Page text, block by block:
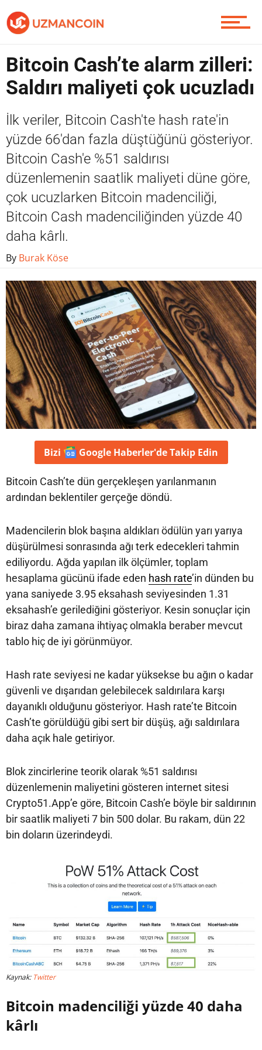
Contact / İletişim
Bitcoin Cash’te alarm zilleri:
Saldırı maliyeti çok ucuzladı
İlk veriler, Bitcoin Cash'te hash rate'in
yüzde 66'dan fazla düştüğünü gösteriyor.
Bitcoin Cash'e %51 saldırısı
düzenlemenin saatlik maliyeti düne göre,
çok ucuzlarken Bitcoin madenciliği,
Bitcoin Cash madenciliğinden yüzde 40
daha kârlı.
By Burak Köse
Bizi Google Haberler'deTakip Edin
Bitcoin Cash’te dün gerçekleşen yarılanmanın
ardından beklentiler gerçeğe döndü.
Madencilerin blok başına aldıkları ödülün yarı yarıya
düşürülmesi sonrasında ağı terk edecekleri tahmin
ediliyordu. Ağda yapılan ilk ölçümler, toplam
hesaplama gücünü ifade eden hash rate’in dünden bu
yana saniyede 3.95 eksahash seviyesinden 1.31
eksahash’e gerilediğini gösteriyor. Kesin sonuçlar için
biraz daha zamana ihtiyaç olmakla beraber mevcut
tablo hiç de iyi görünmüyor.
Hash rate seviyesi ne kadar yüksekse bu ağın o kadar
güvenli ve dışarıdan gelebilecek saldırılara karşı
dayanıklı olduğunu gösteriyor. Hash rate’te Bitcoin
Cash’te görüldüğü gibi sert bir düşüş, ağı saldırılara
daha açık hale getiriyor.
Blok zincirlerine teorik olarak %51 saldırısı
düzenlemenin maliyetini gösteren internet sitesi
Crypto51.App’e göre, Bitcoin Cash’e böyle bir saldırının
bir saatlik maliyeti 7 bin 500 dolar. Bu rakam, dün 22
bin doların üzerindeydi.
Kaynak: Twitter
Bitcoin madenciliği yüzde 40 daha
kârlı